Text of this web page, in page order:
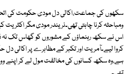
سکھوں کی جماعت،اکالی دل مودی حکومت کی
ومباحثہ کرنا چاہتی تھی۔نریندر مودی مگر اکثریت
اس نے سکھ رہنماؤں کے مشوروں کو گھاس تک نہ
کروا لیے۔آمریت اور تکبر کے مظاہرے پر اکالی
ہے،وہ سکھ کسانوں کی مخالفت مول لے کر اپنے